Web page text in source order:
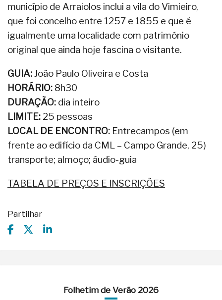
município de Arraiolos inclui a vila do Vimieiro,
que foi concelho entre 1257 e 1855 e que é
igualmente uma localidade com património
original que ainda hoje fascina o visitante.
GUIA:João Paulo Oliveira e Costa
HORÁRIO: 8h30
DURAÇÃO: dia inteiro
LIMITE: 25 pessoas
LOCAL DE ENCONTRO: Entrecampos (em
frente ao edifício da CML – Campo Grande, 25)
transporte; almoço; áudio-guia
TABELA DE PREÇOS E INSCRIÇÕES
Partilhar
Folhetim de Verão 2026